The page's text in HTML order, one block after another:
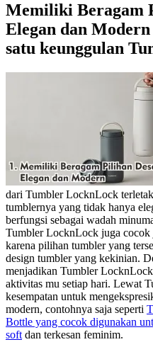
Memiliki Beragam
Elegan dan
satu keunggulan
dari Tumbler LocknLock
tumblernya yang tidak hanya
berfungsi sebagai wadah
Tumbler LocknLock juga cocok
karena pilihan tumbler yang
design tumbler yang kekinian.
menjadikan Tumbler
aktivitas mu setiap hari. Lewat
kesempatan untuk
modern, contohnya saja seperti
Bottle yang cocok digunakan
soft dan terkesan feminim.